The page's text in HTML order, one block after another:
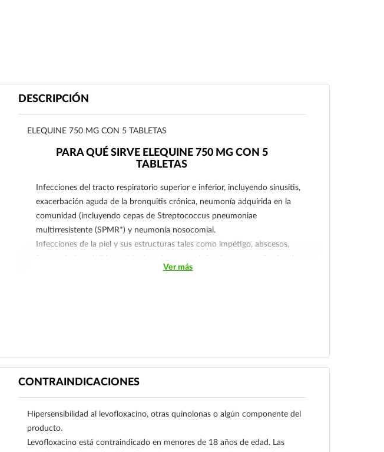
DESCRIPCIÓN
ELEQUINE 750 MG CON 5 TABLETAS
PARA QUÉ SIRVE ELEQUINE 750 MG CON 5
TABLETAS
Infecciones del tracto respiratorio superior e inferior, incluyendo sinusitis,
exacerbación aguda de la bronquitis crónica, neumonía adquirida en la
comunidad (incluyendo cepas de Streptococcus pneumoniae
multirresistente (SPMR*) y neumonía nosocomial.
Infecciones de la piel y sus estructuras tales como impétigo, abscesos,
furunculosis, celulitis y erisipela, así como en infecciones complicadas de
ELEQUINE® está indicado en infecciones causadas por cepas
sido demostrada.
Bacterias aerobias gram-positivas:
Enterococcus (Streptococcus) faecalis.
Staphylococcus aureus (sensible a meticilina).
Staphylococcus epidermidis (sensible a meticilina).
Ver más
CONTRAINDICACIONES
Hipersensibilidad al levofloxacino, otras quinolonas o algún componente del
producto.
Levofloxacino está contraindicado en menores de 18 años de edad. Las